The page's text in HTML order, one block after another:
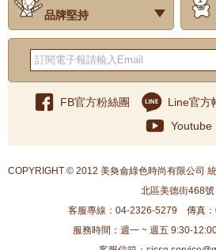
品牌堅持
‧關於有機棉
‧有機棉製品洗滌方式
‧Baby搭配小常識
‧品牌堅持
‧國際認證 ‧常
‧客
‧購
‧訂
‧網
‧得
‧隱
‧版
‧海
‧反
‧紅
FB官方粉絲團 Line官方
Youtube
COPYRIGHT © 2012 美奐侖綠色時尚有限公司
北區美德街468號
客服專線：04-2326-5279 傳真
服務時間：週一 ~ 週五 9:30-